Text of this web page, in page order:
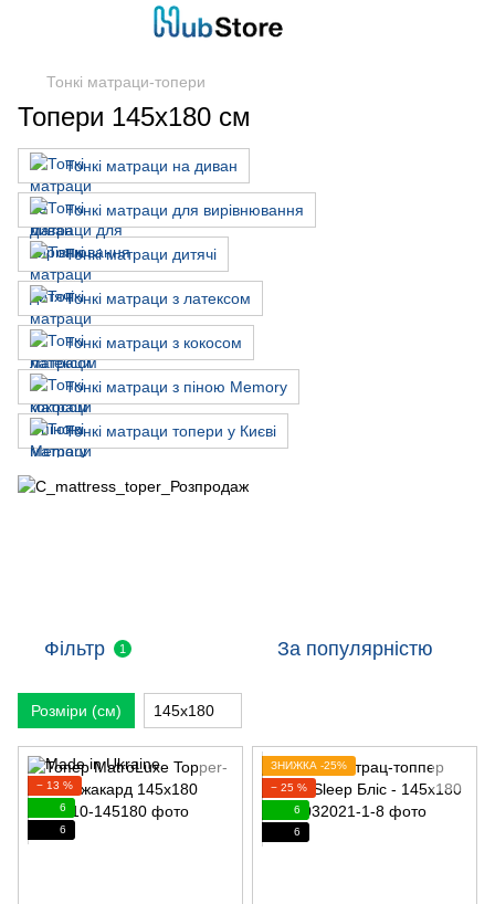
Тонкі матраци-топери
Топери 145х180 см
Тонкі матраци на диван
Тонкі матраци для вирівнювання
Тонкі матраци дитячі
Тонкі матраци з латексом
Тонкі матраци з кокосом
Тонкі матраци з піною Memory
Тонкі матраци топери у Києві
Фільтр 1 За популярністю
Розміри (см) 145х180
− 13 %
6
6
ЗНИЖКА -25%
− 25 %
6
6